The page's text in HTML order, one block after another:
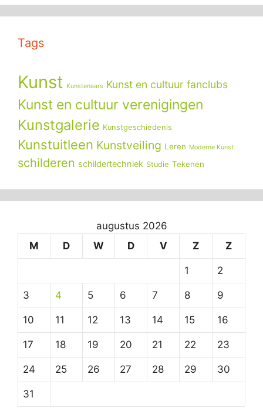
Tags
Kunst Kunstenaars Kunst en cultuur fanclubs
Kunst en cultuur verenigingen
Kunstgalerie Kunstgeschiedenis
Kunstuitleen Kunstveiling Leren Moderne Kunst
schilderen schildertechniek Studie Tekenen
augustus 2026
M
D W D V Z Z
1 2
3 4 5 6 7 8 9
10 11 12 13 14 15 16
17 18 19 20 21 22 23
24 25 26 27 28 29 30
31